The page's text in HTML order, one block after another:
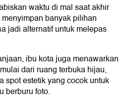
waktu di mal saat akhir
banyak pilihan
jadi alternatif untuk melepas
ibu kota juga menawarkan
dari ruang terbuka hijau,
spot estetik yang cocok untuk
berburu foto.